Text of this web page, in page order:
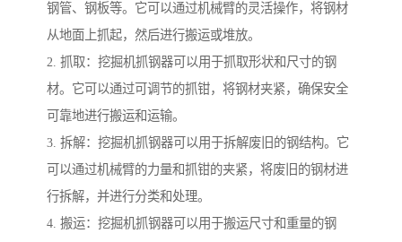
钢管、钢板等。它可以通过机械臂的灵活操作，将钢材
从地面上抓起，然后进行搬运或堆放。
2. 抓取：挖掘机抓钢器可以用于抓取形状和尺寸的钢
材。它可以通过可调节的抓钳，将钢材夹紧，确保安全
可靠地进行搬运和运输。
3. 拆解：挖掘机抓钢器可以用于拆解废旧的钢结构。它
可以通过机械臂的力量和抓钳的夹紧，将废旧的钢材进
行拆解，并进行分类和处理。
4. 搬运：挖掘机抓钢器可以用于搬运尺寸和重量的钢